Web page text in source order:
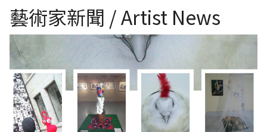
藝術家新聞 / Artist News